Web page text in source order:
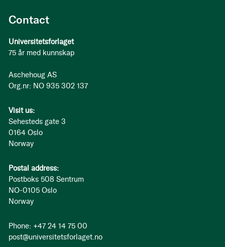
Contact
Universitetsforlaget
75 år med kunnskap
Aschehoug AS
Org.nr: NO 935 302 137
Visit us:
Sehesteds gate 3
0164 Oslo
Norway
Postal address:
Postboks 508 Sentrum
NO-0105 Oslo
Norway
Phone: +47 24 14 75 00
post@universitetsforlaget.no